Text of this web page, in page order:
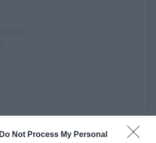
Do Not Process My Personal